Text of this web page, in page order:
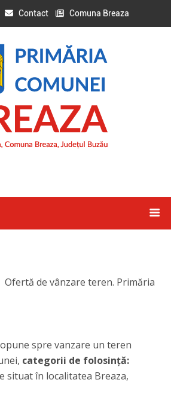
Contact Comuna Breaza
Ofertă de vânzare teren. Primăria
spre vanzare un teren
categorii de folosință:
situat în localitatea Breaza,